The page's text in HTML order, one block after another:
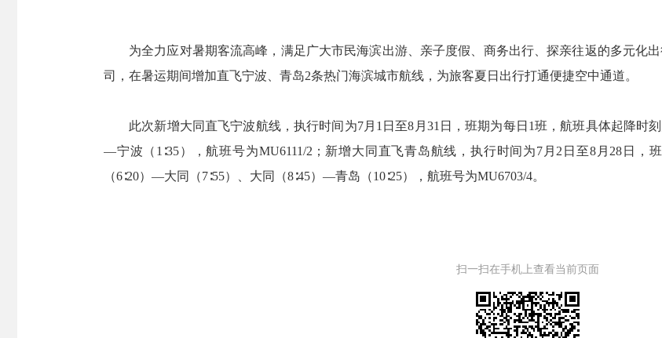
为全力应对暑期客流高峰，满足广大市民海滨出游、亲子度假、商务出行、探亲往返的多元化
司，在暑运期间增加直飞宁波、青岛2条热门海滨城市航线，为旅客夏日出行打通便捷空中通道。
此次新增大同直飞宁波航线，执行时间为7月1日至8月31日，班期为每日1班，航班具体起降时刻
—宁波（1∶35），航班号为MU6111/2；新增大同直飞青岛航线，执行时间为7月2日至8月28日，
（6∶20）—大同（7∶55）、大同（8∶45）—青岛（10∶25），航班号为MU6703/4。
扫一扫在手机上查看当前页面